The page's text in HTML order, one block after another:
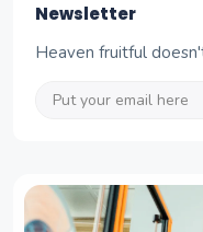
Newsletter
Heaven fruitful